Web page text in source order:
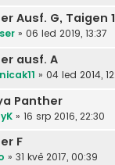
Ausf. G, Taigen
» 06 led 2019, 13:37
ausf. A
» 04 led 2014,
Panther
» 16 srp 2016, 22:30
F
» 31 kvě 2017, 00:39